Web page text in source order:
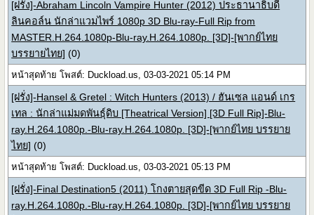
[ฝรั่ง]-Abraham Lincoln Vampire Hunter (2012) ประธานาธิบดี
ลินคอล์น นักล่าแวมไพร์ 1080p 3D Blu-ray-Full Rip from
MASTER.H.264.1080p-Blu-ray.H.264.1080p. [3D]-[พากย์ไทย
บรรยายไทย] (0)
หน้าสุดท้าย โพสต์: Duckload.us, 03-03-2021 05:14 PM
[ฝรั่ง]-Hansel & Gretel : Witch Hunters (2013) / ฮันเซล แอนด์ เกร
เทล : นักล่าแม่มดพันธุ์ดิบ [Theatrical Version] [3D Full Rip]-Blu-
ray.H.264.1080p.-Blu-ray.H.264.1080p. [3D]-[พากย์ไทย บรรยาย
ไทย] (0)
หน้าสุดท้าย โพสต์: Duckload.us, 03-03-2021 05:13 PM
[ฝรั่ง]-Final Destination5 (2011) โกงตายสุดขีด 3D Full Rip -Blu-
ray.H.264.1080p.-Blu-ray.H.264.1080p. [3D]-[พากย์ไทย บรรยาย